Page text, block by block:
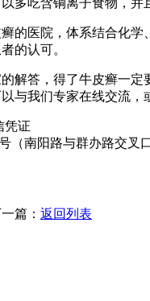
多吃含铜离子食物，并
医院，体系结合化学
的认可。
答，得了牛皮癣一定
与我们专家在线交流
凭证
（南阳路与群办路交叉
篇： 返回列表